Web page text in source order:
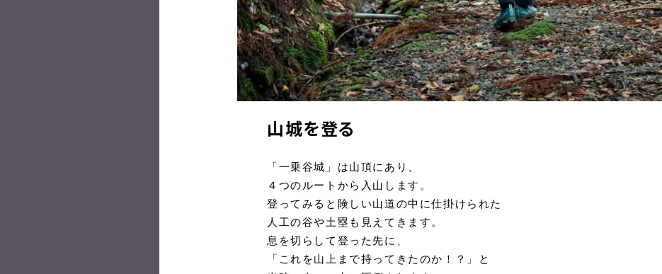
山城を登る
「一乗谷城」は山頂にあり、
４つのルートから入山します。
登ってみると険しい山道の中に仕掛けられた
人工の谷や土塁も見えてきます。
息を切らして登った先に、
「これを山上まで持ってきたのか！？」と